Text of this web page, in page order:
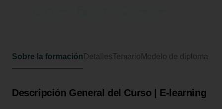
Sobre la formación DetallesTemario Modelo de diploma
Descripción General del Curso | E-learning